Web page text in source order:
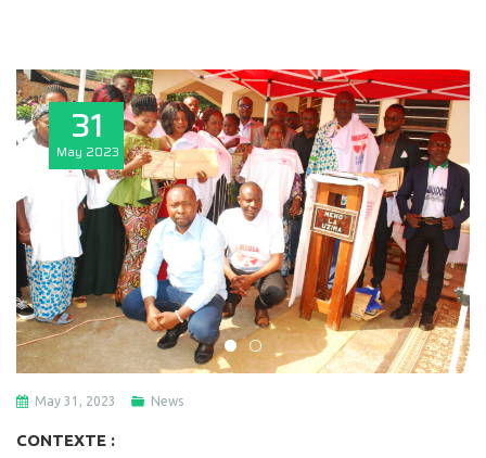
31
May 2023
May 31, 2023 News
CONTEXTE :